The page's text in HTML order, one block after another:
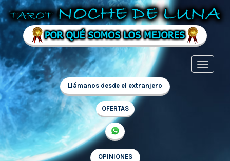
Llámanos desde el extranjero
OFERTAS
OPINIONES